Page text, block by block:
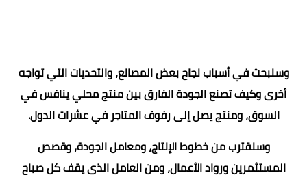
وسنبحث في أسباب نجاح بعض المصانع، والتحديات التي تواجه
أخرى وكيف تصنع الجودة الفارق بين منتج محلي ينافس في
السوق، ومنتج يصل إلى رفوف المتاجر في عشرات الدول.
وسنقترب من خطوط الإنتاج، ومعامل الجودة، وقصص
المستثمرين ورواد الأعمال، ومن العامل الذي يقف كل صباح